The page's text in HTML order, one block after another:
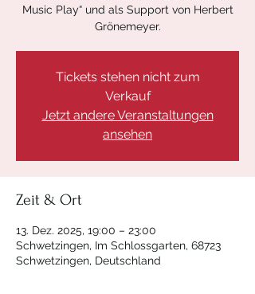
Music Play“ und als Support von Herbert
Grönemeyer.
Tickets stehen nicht zum
Verkauf
Jetzt andere Veranstaltungen
ansehen
Zeit & Ort
13. Dez. 2025, 19:00 – 23:00
Schwetzingen, Im Schlossgarten, 68723
Schwetzingen, Deutschland